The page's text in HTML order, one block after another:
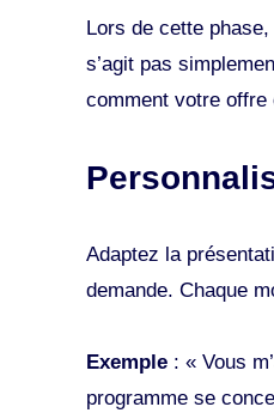
Lors de cette
s’agit pas
comment votre offre
Adaptez la
demande. Chaque
Exemple : « Vous
programme se